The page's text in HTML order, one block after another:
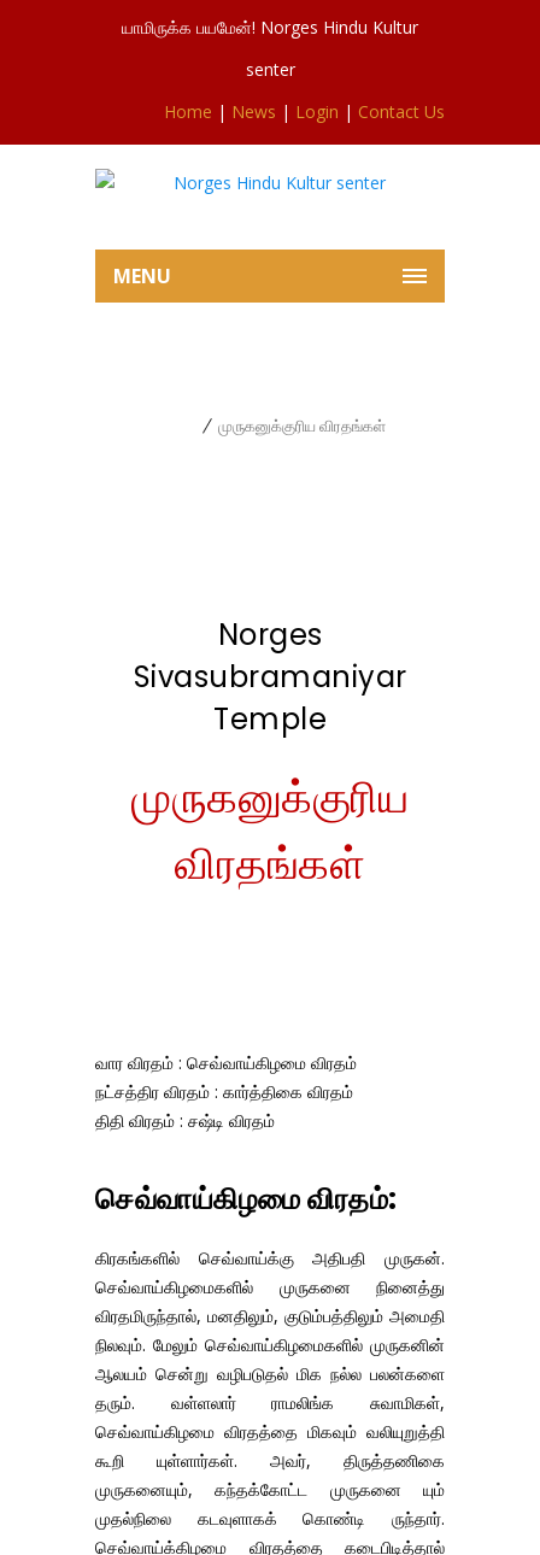
யாமிருக்க பயமேன்! Norges Hindu Kultur
senter
Home | News | Login | Contact Us
MENU
முருகனுக்குரிய விரதங்கள்
Norges
Sivasubramaniyar
Temple
முருகனுக்குரிய
விரதங்கள்
வார விரதம் : செவ்வாய்கிழமை விரதம்
நட்சத்திர விரதம் : கார்த்திகை விரதம்
திதி விரதம் : சஷ்டி விரதம்
செவ்வாய்கிழமை விரதம்:
கிரகங்களில் செவ்வாய்க்கு அதிபதி முருகன்.
செவ்வாய்கிழமைகளில் முருகனை நினைத்து
விரதமிருந்தால், மனதிலும், குடும்பத்திலும் அமைதி
நிலவும். மேலும் செவ்வாய்கிழமைகளில் முருகனின்
ஆலயம் சென்று வழிபடுதல் மிக நல்ல பலன்களை
தரும். வள்ளலார் ராமலிங்க சுவாமிகள்,
செவ்வாய்கிழமை விரதத்தை மிகவும் வலியுறுத்தி
கூறி யுள்ளார்கள். அவர், திருத்தணிகை
முருகனையும், கந்தக்கோட்ட முருகனை யும்
முதல்நிலை கடவுளாகக் கொண்டி ருந்தார்.
செவ்வாய்க்கிழமை விரதத்தை கடைபிடித்தால்